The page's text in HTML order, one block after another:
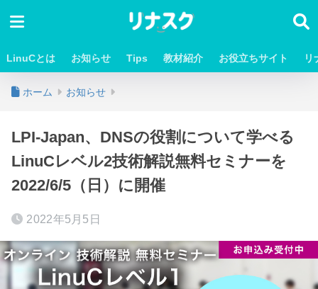
LinuCとは お知らせ Tips 教材紹介 お役立ちサイト リ
ホーム お知らせ
LPI-Japan、DNSの役割について学べる
LinuCレベル2技術解説無料セミナーを
2022/6/5（日）に開催
2022年5月5日